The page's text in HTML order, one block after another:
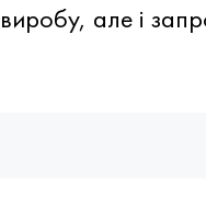
виробу, але і